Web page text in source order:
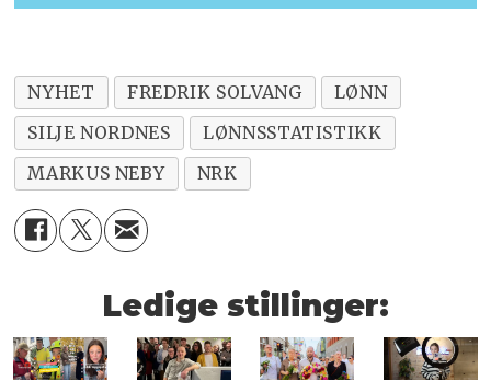
NYHET FREDRIK SOLVANG
LØNN
SILJE NORDNES
LØNNSSTATISTIKK
MARKUS NEBY
NRK
Ledige stillinger: